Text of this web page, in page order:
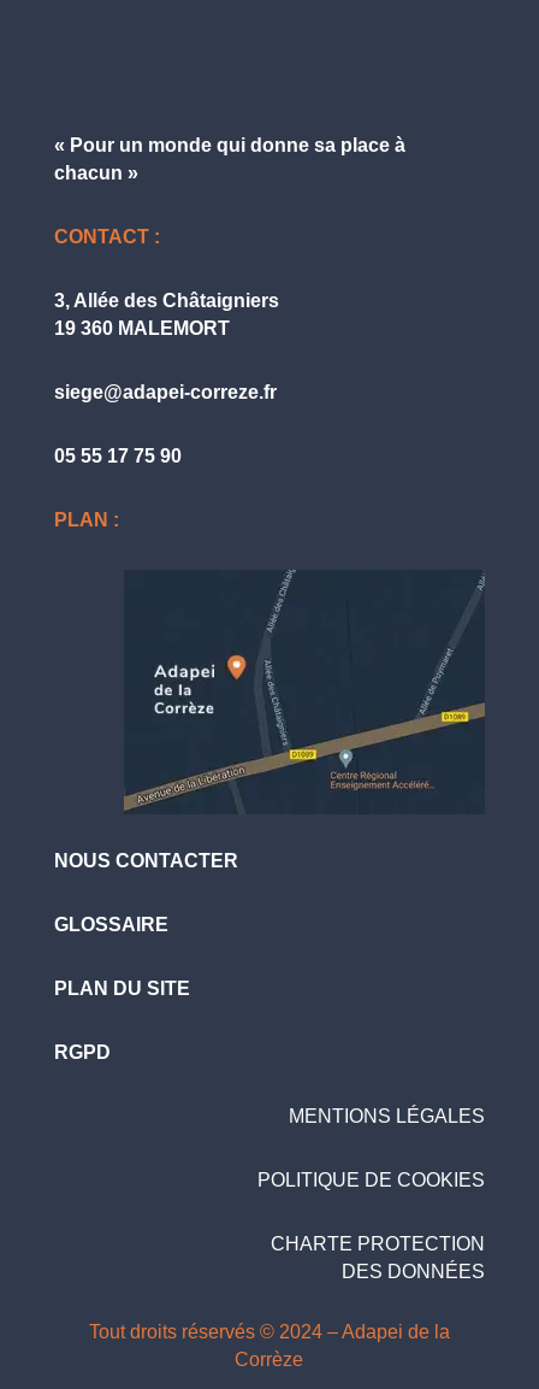
« Pour un monde qui donne sa place à
chacun »
CONTACT :
3, Allée des Châtaigniers
19 360 MALEMORT
siege@adapei-correze.fr
05 55 17 75 90
PLAN :
NOUS CONTACTER
GLOSSAIRE
PLAN DU SITE
RGPD
MENTIONS LÉGALES
POLITIQUE DE COOKIES
CHARTE PROTECTION
DES DONNÉES
Tout droits réservés © 2024 – Adapei de la
Corrèze